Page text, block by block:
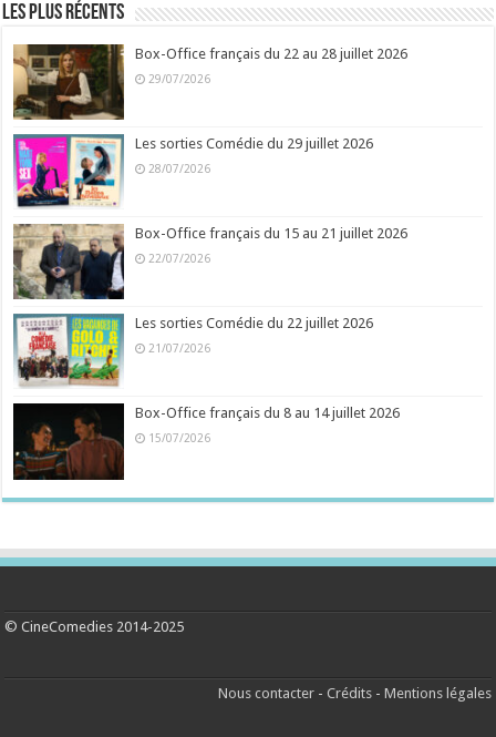
Les plus récents
Box-Office français du 22 au 28 juillet 2026
29/07/2026
Les sorties Comédie du 29 juillet 2026
28/07/2026
Box-Office français du 15 au 21 juillet 2026
22/07/2026
Les sorties Comédie du 22 juillet 2026
21/07/2026
Box-Office français du 8 au 14 juillet 2026
15/07/2026
© CineComedies 2014-2025
Nous contacter- Crédits- Mentions légales